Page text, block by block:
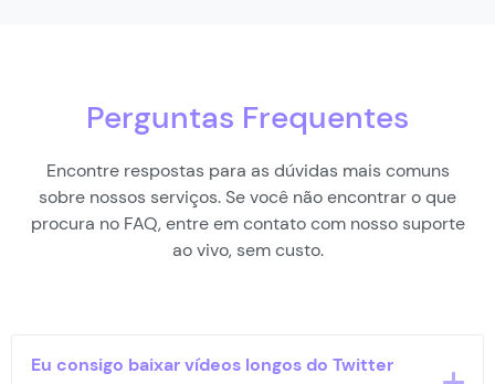
Perguntas Frequentes
Encontre respostas para as dúvidas mais comuns
sobre nossos serviços. Se você não encontrar o que
procura no FAQ, entre em contato com nosso suporte
ao vivo, sem custo.
Eu consigo baixar vídeos longos do Twitter